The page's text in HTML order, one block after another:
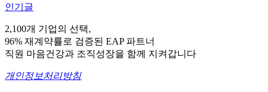
인기글
2,100개 기업의 선택,
96% 재계약률로 검증된 EAP 파트너
직원 마음건강과 조직성장을 함께 지켜갑니다
개인정보처리방침